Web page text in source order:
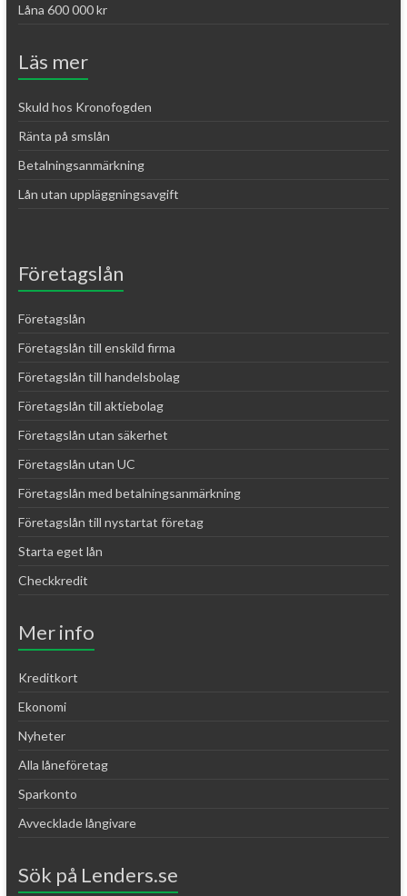
Låna 600 000 kr
Läs mer
Skuld hos Kronofogden
Ränta på smslån
Betalningsanmärkning
Lån utan uppläggningsavgift
Företagslån
Företagslån
Företagslån till enskild firma
Företagslån till handelsbolag
Företagslån till aktiebolag
Företagslån utan säkerhet
Företagslån utan UC
Företagslån med betalningsanmärkning
Företagslån till nystartat företag
Starta eget lån
Checkkredit
Mer info
Kreditkort
Ekonomi
Nyheter
Alla låneföretag
Sparkonto
Avvecklade långivare
Sök på Lenders.se